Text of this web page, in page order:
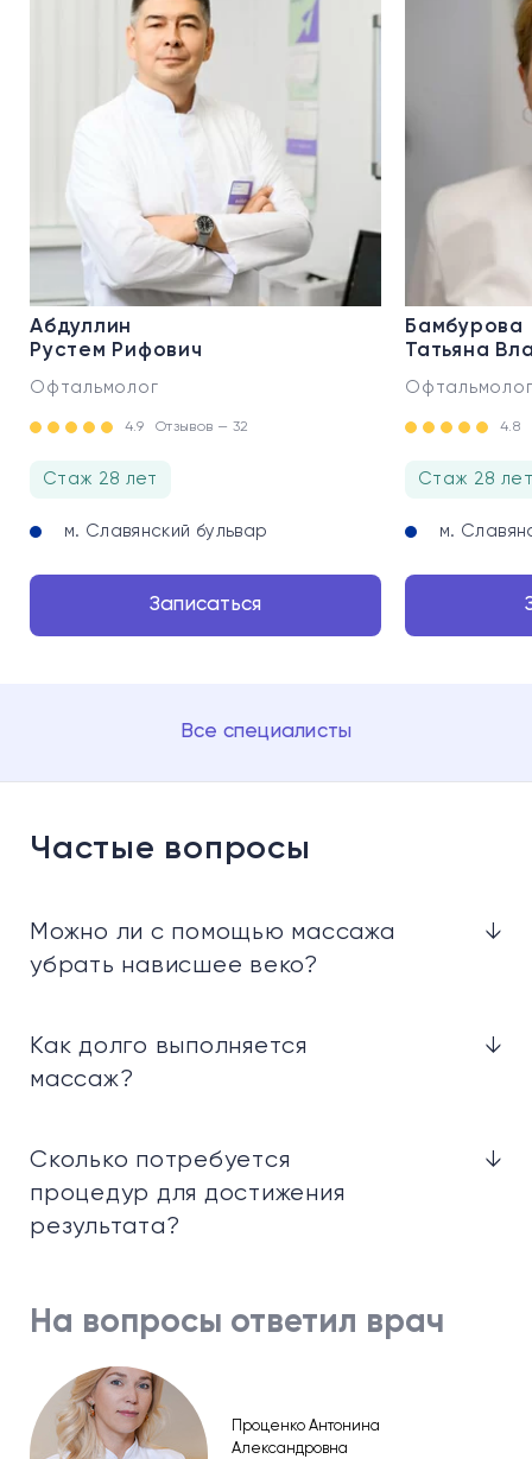
Абдуллин
Рустем Рифович
Офтальмолог
4.9 Отзывов — 32
Стаж 28 лет
м. Славянский бульвар
Записаться
Бамбурова
Татьяна
4.8
Стаж 28 лет
м.
Все специалисты
Частые вопросы
Можно ли с помощью массажа
убрать нависшее веко?
↓
Как долго выполняется
массаж?
↓
Сколько потребуется
процедур для достижения
результата?
↓
На вопросы ответил врач
Проценко Антонина
Александровна